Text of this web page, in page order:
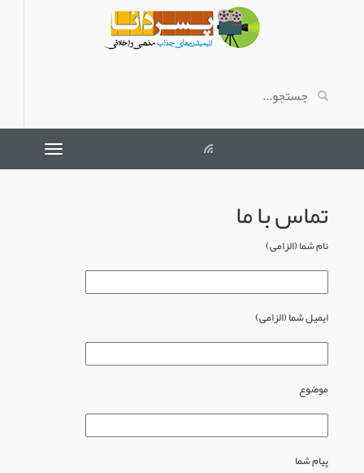
تماس با ما
نام شما (الزامی)
ایمیل شما (الزامی)
موضوع
پیام شما